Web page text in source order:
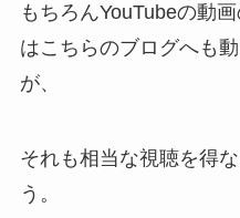
もちろんYouTubeの動
はこちらのブログへも
が、
それも相当な視聴を得
う。